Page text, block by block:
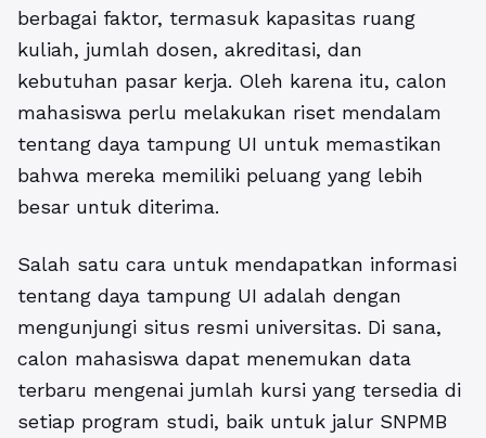
berbagai faktor, termasuk kapasitas ruang
kuliah, jumlah dosen, akreditasi, dan
kebutuhan pasar kerja. Oleh karena itu, calon
mahasiswa perlu melakukan riset mendalam
tentang daya tampung UI untuk memastikan
bahwa mereka memiliki peluang yang lebih
besar untuk diterima.
Salah satu cara untuk mendapatkan informasi
tentang daya tampung UI adalah dengan
mengunjungi situs resmi universitas. Di sana,
calon mahasiswa dapat menemukan data
terbaru mengenai jumlah kursi yang tersedia di
setiap program studi, baik untuk jalur SNPMB